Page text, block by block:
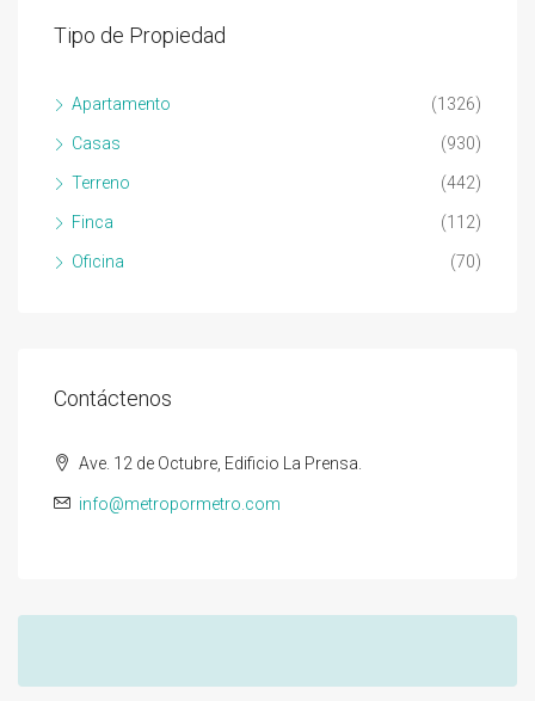
Tipo de Propiedad
Apartamento (1326)
Casas (930)
Terreno (442)
Finca (112)
Oficina (70)
Contáctenos
Ave. 12 de Octubre, Edificio La Prensa.
info@metropormetro.com